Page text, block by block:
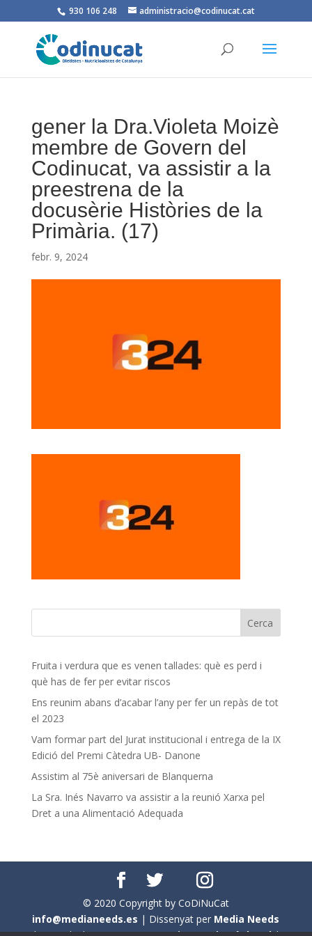
930 106 248 administracio@codinucat.cat
gener la Dra.Violeta Moizè
membre de Govern del
Codinucat, va assistir a la
preestrena de la
docusèrie Històries de la
Primària. (17)
febr. 9, 2024
Fruita i verdura que es venen tallades: què es perd i
què has de fer per evitar riscos
Ens reunim abans d’acabar l’any per fer un repàs de tot
el 2023
Vam formar part del Jurat institucional i entrega de la IX
Edició del Premi Càtedra UB- Danone
Assistim al 75è aniversari de Blanquerna
La Sra. Inés Navarro va assistir a la reunió Xarxa pel
Dret a una Alimentació Adequada
© 2020 Copyright by CoDiNuCat
info@medianeeds.es | Dissenyat per Media Needs